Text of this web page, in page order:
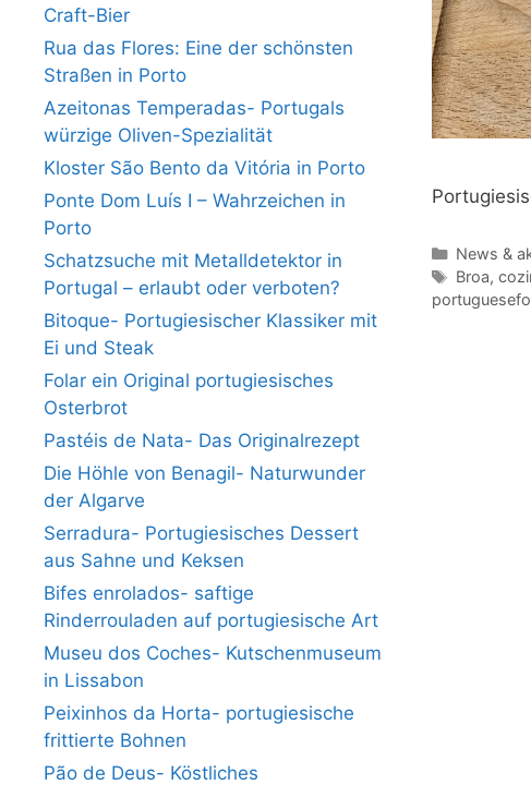
News &
Broa,
Craft-Bier
Rua das Flores: Eine der schönsten
Straßen in Porto
Azeitonas Temperadas- Portugals
würzige Oliven-Spezialität
Kloster São Bento da Vitória in Porto
Ponte Dom Luís I – Wahrzeichen in
Porto
Schatzsuche mit Metalldetektor in
Portugal – erlaubt oder verboten?
Bitoque- Portugiesischer Klassiker mit
Ei und Steak
Folar ein Original portugiesisches
Osterbrot
Pastéis de Nata- Das Originalrezept
Die Höhle von Benagil- Naturwunder
der Algarve
Serradura- Portugiesisches Dessert
aus Sahne und Keksen
Bifes enrolados- saftige
Rinderrouladen auf portugiesische Art
Museu dos Coches- Kutschenmuseum
in Lissabon
Peixinhos da Horta- portugiesische
frittierte Bohnen
Pão de Deus- Köstliches